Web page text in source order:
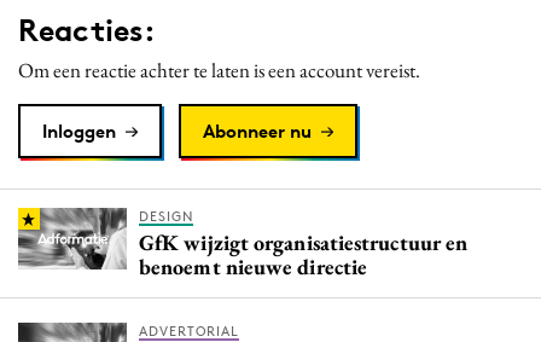
PR
Programmatic
Reputatie & crisis
Reacties:
Om een reactie achter te laten is een account vereist.
Inloggen Abonneer nu
DESIGN
GfK wijzigt organisatiestructuur en
benoemt nieuwe directie
ADVERTORIAL